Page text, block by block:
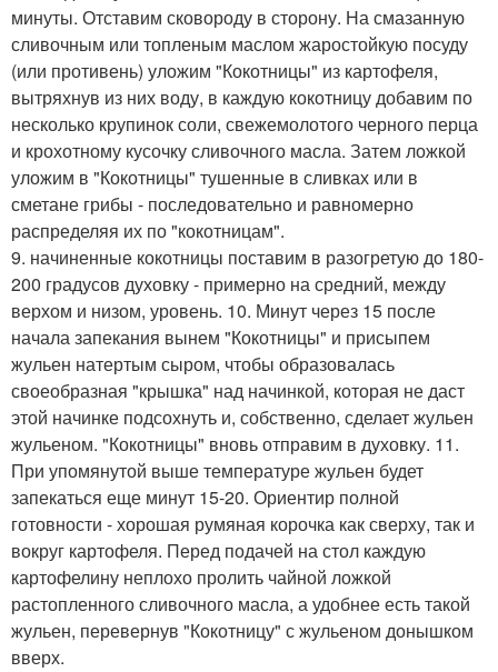
минуты. Отставим сковороду в сторону. На смазанную
сливочным или топленым маслом жаростойкую посуду
(или противень) уложим "Кокотницы" из картофеля,
вытряхнув из них воду, в каждую кокотницу добавим по
несколько крупинок соли, свежемолотого черного перца
и крохотному кусочку сливочного масла. Затем ложкой
уложим в "Кокотницы" тушенные в сливках или в
сметане грибы - последовательно и равномерно
распределяя их по "кокотницам".
9. начиненные кокотницы поставим в разогретую до 180-
200 градусов духовку - примерно на средний, между
верхом и низом, уровень. 10. Минут через 15 после
начала запекания вынем "Кокотницы" и присыпем
жульен натертым сыром, чтобы образовалась
своеобразная "крышка" над начинкой, которая не даст
этой начинке подсохнуть и, собственно, сделает жульен
жульеном. "Кокотницы" вновь отправим в духовку. 11.
При упомянутой выше температуре жульен будет
запекаться еще минут 15-20. Ориентир полной
готовности - хорошая румяная корочка как сверху, так и
вокруг картофеля. Перед подачей на стол каждую
картофелину неплохо пролить чайной ложкой
растопленного сливочного масла, а удобнее есть такой
жульен, перевернув "Кокотницу" с жульеном донышком
вверх.